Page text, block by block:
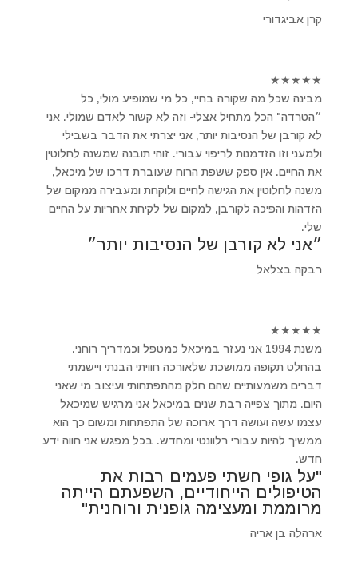
קרן אביגדורי
★
★
★
★
★
מבינה שכל מה שקורה בחיי, כל מי שמופיע מולי, כל
״הטרדה" הכל מתחיל אצלי- וזה לא קשור לאדם שמולי. אני
לא קורבן של הנסיבות יותר, אני יצרתי את הדבר בשבילי
ולמעני וזו הזדמנות לריפוי עבורי. זוהי תובנה שמשנה לחלוטין
את החיים. אין ספק ששפת הרוח שעוברת דרכו של מיכאל,
משנה לחלוטין את הגישה לחיים ולוקחת ומעבירה ממקום של
הזדהות והפיכה לקורבן, למקום של לקיחת אחריות על החיים
שלי.
״אני לא קורבן של הנסיבות יותר״
רבקה בצלאל
★
★
★
★
★
משנת 1994 אני נעזר במיכאל כמטפל וכמדריך רוחני.
בהחלט תקופה ממושכת שלאורכה חוויתי הבנתי ויישמתי
דברים משמעותיים שהם חלק מהתפתחותי ועיצוב מי שאני
היום. מתוך צפייה רבת שנים במיכאל אני מרגיש שמיכאל
עצמו עשה ועושה דרך ארוכה של התפתחות ומשום כך הוא
ממשיך להיות עבורי רלוונטי ומחדש. בכל מפגש אני חווה ידע
חדש.
"על גופי חשתי פעמים רבות את
הטיפולים הייחודיים, השפעתם הייתה
מרוממת ומעצימה גופנית ורוחנית"
ארהלה בן אריה